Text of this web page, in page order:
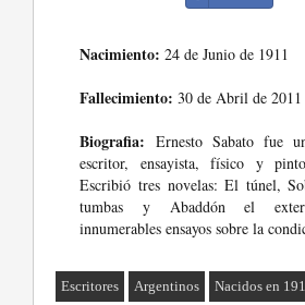
Nacimiento: 24 de Junio de 1911
Fallecimiento: 30 de Abril de
Biografia: Ernesto Sabato fue
escritor, ensayista, físico y
Escribió tres novelas: El túnel,
tumbas y Abaddón el
innumerables ensayos sobre la
Escritores Argentinos Nacidos en